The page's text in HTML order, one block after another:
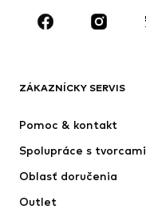
OBLEČENIE
Bundy
Obleky & saká
Plavky
Príležitosti
ZÁKAZNÍCKY SERVIS
Pomoc & kontakt
Spolupráce s tvorcami
Oblasť doručenia
Outlet